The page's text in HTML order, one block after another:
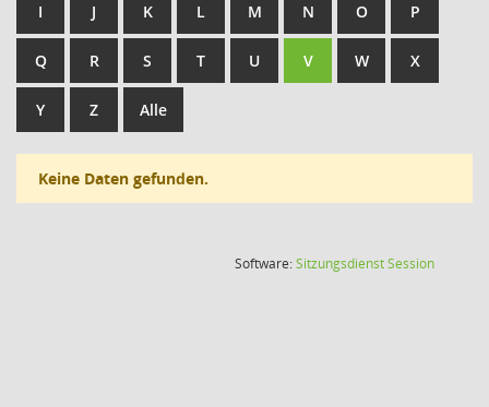
I J K L M N O P
Q R S T U V W X
Y Z Alle
Keine Daten gefunden.
Software:SitzungsdienstSession(Wird in